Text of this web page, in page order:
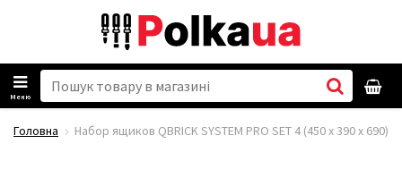
Меню
Головна Набор ящиков QBRICK SYSTEM PRO SET 4 (450 x 390 x 690)